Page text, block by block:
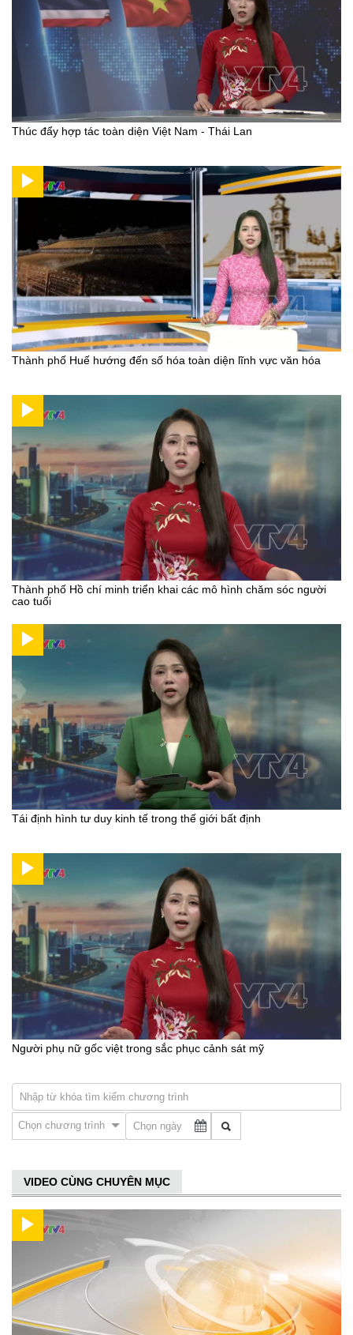
Thúc đẩy hợp tác toàn diện Việt Nam - Thái Lan
Thành phố Huế hướng đến số hóa toàn diện lĩnh vực văn hóa
Thành phố Hồ chí minh triển khai các mô hình chăm sóc người
cao tuổi
Tái định hình tư duy kinh tế trong thế giới bất định
Người phụ nữ gốc việt trong sắc phục cảnh sát mỹ
Chọn chương trình
VIDEO CÙNG CHUYÊN MỤC